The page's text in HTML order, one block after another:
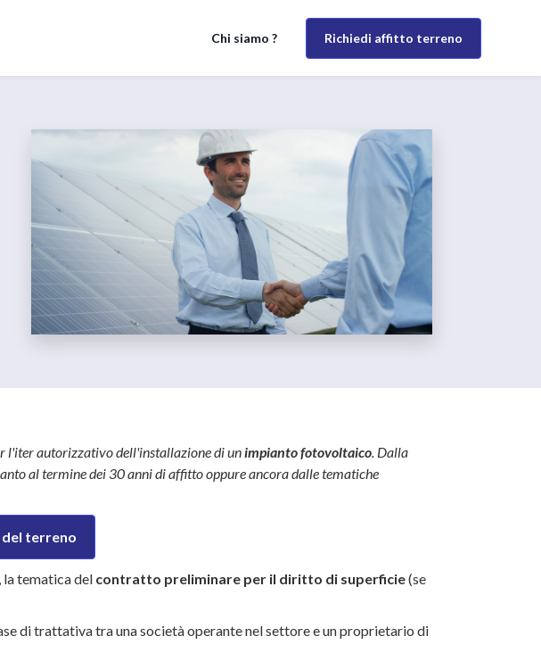
Chi siamo ? Richiedi affitto terreno
l'iter autorizzativo dell'installazione di unimpianto fotovoltaico. Dalla
al termine dei 30 anni di affitto oppure ancora dalle tematiche
terreno
tematica del contratto preliminare per il diritto di superficie(se
di trattativa tra una società operante nel settore e un proprietario di